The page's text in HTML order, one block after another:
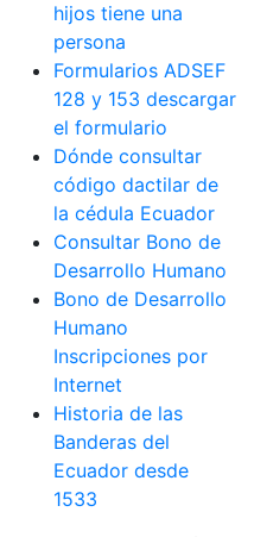
hijos tiene una
persona
Formularios ADSEF
128 y 153 descargar
el formulario
Dónde consultar
código dactilar de
la cédula Ecuador
Consultar Bono de
Desarrollo Humano
Bono de Desarrollo
Humano
Inscripciones por
Internet
Historia de las
Banderas del
Ecuador desde
1533